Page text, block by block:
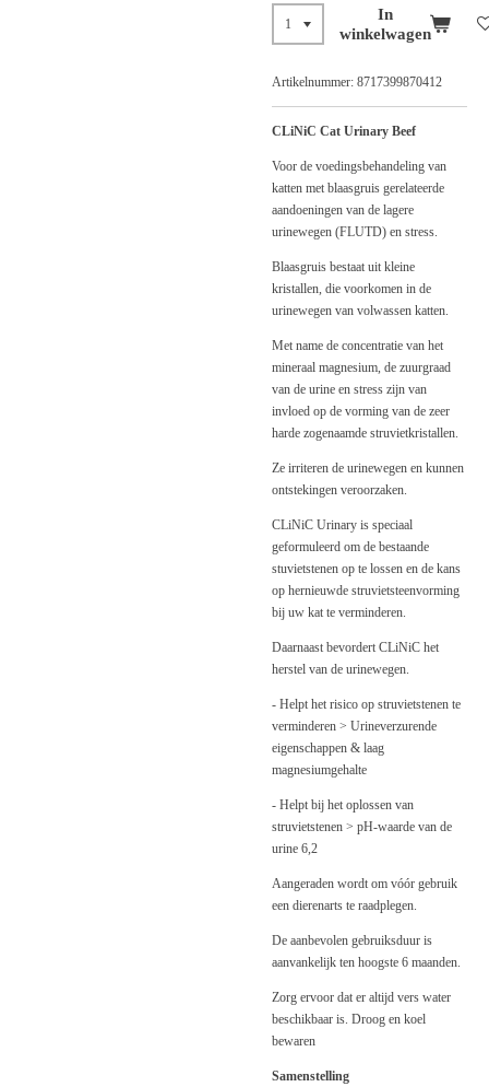
In
winkelwagen
Artikelnummer: 8717399870412
CLiNiC Cat Urinary Beef
Voor de voedingsbehandeling van
katten met blaasgruis gerelateerde
aandoeningen van de lagere
urinewegen (FLUTD) en stress.
Blaasgruis bestaat uit kleine
kristallen, die voorkomen in de
urinewegen van volwassen katten.
Met name de concentratie van het
mineraal magnesium, de zuurgraad
van de urine en stress zijn van
invloed op de vorming van de zeer
harde zogenaamde struvietkristallen.
Ze irriteren de urinewegen en kunnen
ontstekingen veroorzaken.
CLiNiC Urinary is speciaal
geformuleerd om de bestaande
stuvietstenen op te lossen en de kans
op hernieuwde struvietsteenvorming
bij uw kat te verminderen.
Daarnaast bevordert CLiNiC het
herstel van de urinewegen.
- Helpt het risico op struvietstenen te
verminderen > Urineverzurende
eigenschappen & laag
magnesiumgehalte
- Helpt bij het oplossen van
struvietstenen > pH-waarde van de
urine 6,2
Aangeraden wordt om vóór gebruik
een dierenarts te raadplegen.
De aanbevolen gebruiksduur is
aanvankelijk ten hoogste 6 maanden.
Zorg ervoor dat er altijd vers water
beschikbaar is. Droog en koel
bewaren
Samenstelling